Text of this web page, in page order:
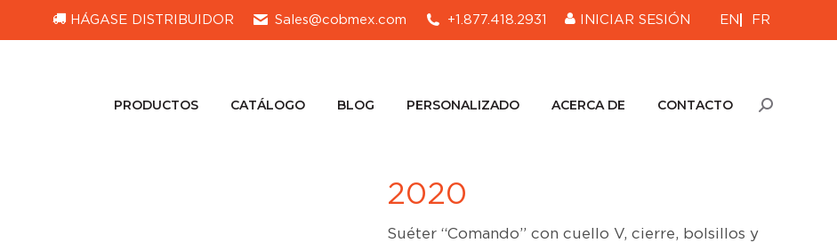
HÁGASE DISTRIBUIDOR Sales@cobmex.com +1.877.418.2931 INICIAR SESIÓN EN FR
PRODUCTOS CATÁLOGO BLOG PERSONALIZADO ACERCA DE CONTACTO Buscar:
2020
Suéter “Comando” con cuello V, cierre, bolsillos y
PRODUCTOS CATÁLOGO BLOG PERSONALIZADO ACERCA DE CONTACTO